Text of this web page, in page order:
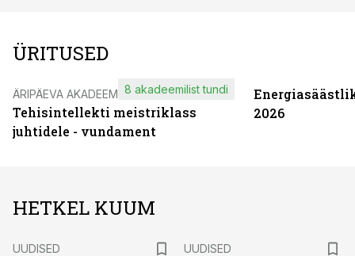
ÜRITUSED
ÄRIPÄEVA AKADEEMIA
Tehisintellekti meistriklass
juhtidele - vundament
8 akadeemilist tundi
2026
HETKEL KUUM
UUDISED
UUDISED